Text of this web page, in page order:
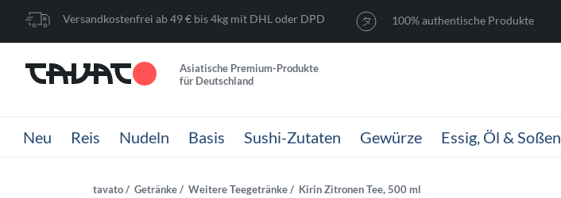
Versandkostenfrei ab 49 € bis 4kg mit DHL oder DPD 100% authentische Produkte
Asiatische Premium-Produkte
für Deutschland
Neu Reis Nudeln Basis Sushi-Zutaten Gewürze Essig, Öl & Soßen
tavato Getränke Weitere Teegetränke Kirin Zitronen Tee, 500 ml